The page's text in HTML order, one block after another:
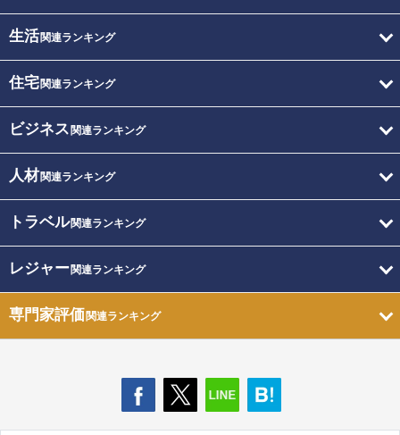
生活関連ランキング
住宅関連ランキング
ビジネス 関連ランキング
人材関連ランキング
トラベル関連ランキング
レジャー関連ランキング
専門家評価関連ランキング